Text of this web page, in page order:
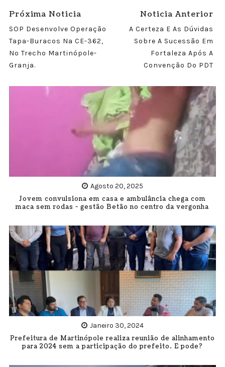
Próxima Noticia
SOP Desenvolve Operação
Tapa-Buracos Na CE-362,
No Trecho Martinópole-
Granja.
Noticia Anterior
A Certeza E As Dúvidas
Sobre A Sucessão Em
Fortaleza Após A
Convenção Do PDT
Agosto 20, 2025
Jovem convulsiona em casa e ambulância chega com
maca sem rodas - gestão Betão no centro da vergonha
Janeiro 30, 2024
Prefeitura de Martinópole realiza reunião de alinhamento
para 2024 sem a participação do prefeito. E pode?